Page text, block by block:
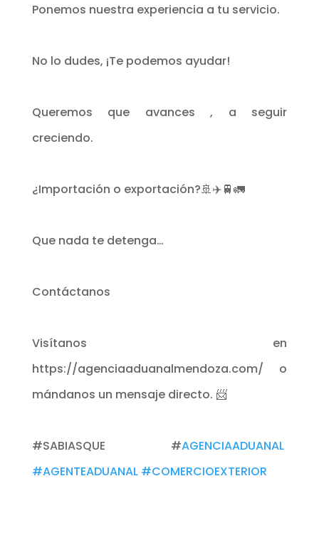
Ponemos nuestra experiencia a tu servicio.
No lo dudes, ¡Te podemos ayudar!
Queremos que avances , a seguir
creciendo.
¿Importación o exportación?🚢✈️🚆🚛
Que nada te detenga…
Contáctanos
Visítanos en
https://agenciaaduanalmendoza.com/ o
mándanos un mensaje directo. 📨
#SABIASQUE #AGENCIAADUANAL
#AGENTEADUANAL #COMERCIOEXTERIOR